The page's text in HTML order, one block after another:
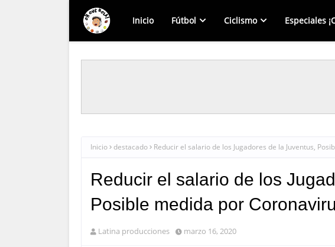
Inicio Fútbol Ciclismo Especiales
Inicio destacado Reducir el salario de los Jugadores de la Juventus,
Reducir el salario de los
Posible medida por
Latina producciones marzo 16, 2020